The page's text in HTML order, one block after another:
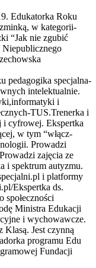
Edukatorka Roku
w kategorii-
“Jak nie zgubić
Niepublicznego
pedagogika specjalna-
intelektualnie.
i
TUS.Trenerka i
i cyfrowej. Ekspertka
w tym “włącz-
Prowadzi
zajęcia ze
i spektrum autyzmu.
i platformy
Ekspertka ds.
społeczności
Ministra Edukacji
i wychowawcze.
Klasą. Jest czynną
programu Edu
Fundacji